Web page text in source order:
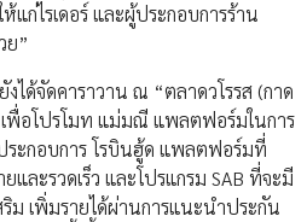
แก่ไรเดอร์ และผู้ประกอบการร้าน
ย”
ด้จัดคาราวาน ณ “ตลาดวโรรส (กาด
พื่อโปรโมท แม่มณี แพลตฟอร์มในการ
ระกอบการ โรบินฮู้ด แพลตฟอร์มที่
และรวดเร็ว และโปรแกรม SAB ที่จะมี
ม เพิ่มรายได้ผ่านการแนะนำประกัน